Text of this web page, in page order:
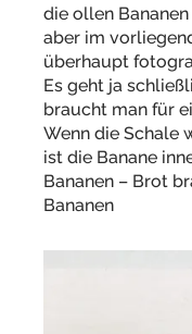
die ollen
aber im
überhaupt
Es geht ja
braucht man für
Wenn die Schale
ist die Banane
Bananen – Brot
Bananen